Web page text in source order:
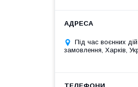
Під час воєнних дій
замовлення, Харків,